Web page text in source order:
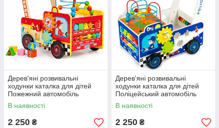
Дерев'яні розвивальні
ходунки каталка для дітей
Пожежний автомобіль
EcoToys
В наявності
2 250 ₴
Дерев'яні розвивальні
ходунки каталка для дітей
Поліцейський автомобіль
EcoToys
В наявності
2 250 ₴